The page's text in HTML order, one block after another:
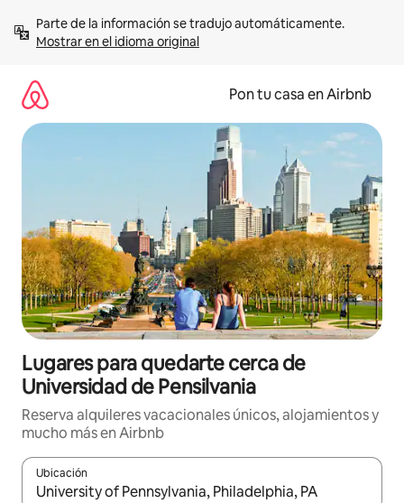
contenidoMostrar en el idioma original
Pon tu casa en Airbnb
Lugares para quedarte cerca de
Universidad de Pensilvania
Reserva alquileres vacacionales únicos, alojamientos y
mucho más en Airbnb
Ubicación
Cuando los resultados estén disponibles, navega con las